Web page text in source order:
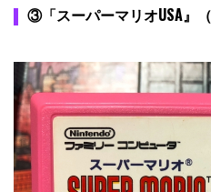
③「スーパーマリオUSA』